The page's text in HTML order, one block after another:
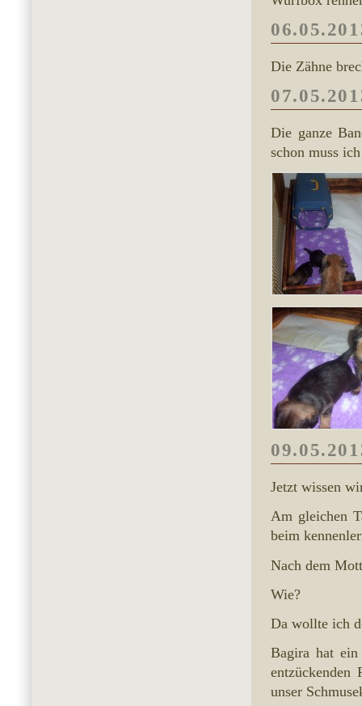
Die Zähne
Die ganze
schon muss
Jetzt wissen
Am gleichen
beim
Nach dem
Wie?
Da wollte ich
Bagira hat
entzückenden
unser